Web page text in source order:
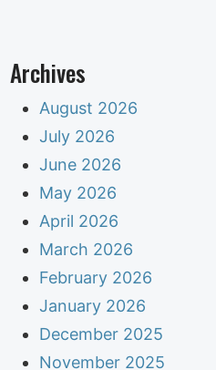
Archives
August 2026
July 2026
June 2026
May 2026
April 2026
March 2026
February 2026
January 2026
December 2025
November 2025